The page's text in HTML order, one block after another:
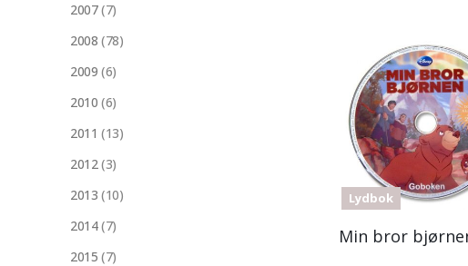
Lydbok
2007(7)
2008 (78)
2009 (6)
2010 (6)
2011 (13)
2012(3)
2013 (10)
2014(7)
2015 (7)